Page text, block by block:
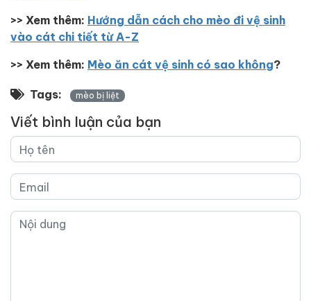
>> Xem thêm: Hướng dẫn cách cho mèo đi vệ sinh
vào cát chi tiết từ A-Z
>> Xem thêm: Mèo ăn cát vệ sinh có sao không?
Tags: mèo bị liệt
Viết bình luận của bạn